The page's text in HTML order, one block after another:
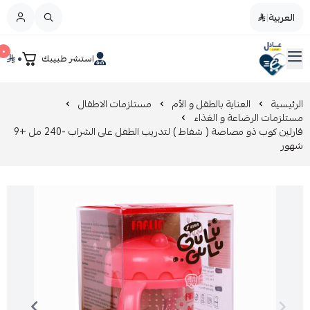
العربية|
صيدليات عادل استشر طبيبك ٠ ٠ القائمة الرئيسية
تخفيضات
المدونة
العناية بالجمال
مزيل طلاء الأظافر
العناية بالطفل و الأم
عرض الكل
العناية اليومية
الرئيسية العناية بالطفل و الأم مستلزمات الاطفال
مستلزمات الرضاعة و الغذاء
فارلين كوب ذو مصاصة ( شفاط ) لتدريب الطفل على الشراب -240 مل +9
شهور